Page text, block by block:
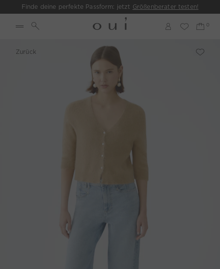
Finde deine perfekte Passform: jetzt Größenberater testen!
Zurück